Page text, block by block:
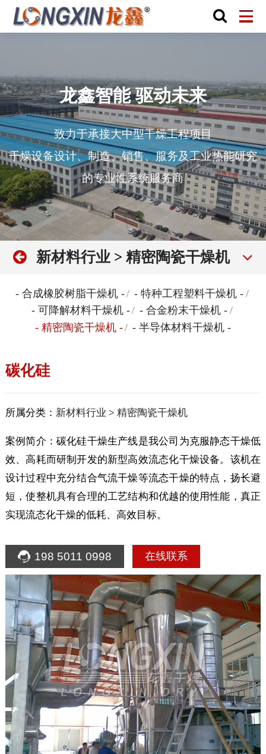
龙鑫智能 驱动未来
致力于承接大中型干燥工程项目
干燥设备设计、制造、销售、服务及工业热能研究
的专业性系统服务商
新材料行业 > 精密陶瓷干燥机
- 合成橡胶树脂干燥机 -/ - 特种工程塑料干燥机 - /
- 可降解材料干燥机 -/ - 合金粉末干燥机 - /
- 精密陶瓷干燥机 -/ - 半导体材料干燥机 -
碳化硅
所属分类： 新材料行业 > 精密陶瓷干燥机
案例简介：碳化硅干燥生产线是我公司为克服静态干燥低
效、高耗而研制开发的新型高效流态化干燥设备。该机在
设计过程中充分结合气流干燥等流态干燥的特点，扬长避
短，使整机具有合理的工艺结构和优越的使用性能，真正
实现流态化干燥的低耗、高效目标。
198 5011 0998 在线联系